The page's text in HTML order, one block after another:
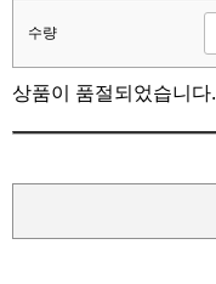
수량
상품이 품절되었습니다.